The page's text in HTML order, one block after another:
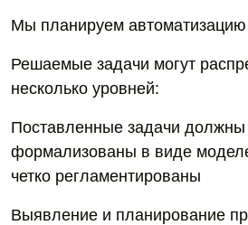
Мы планируем
Решаемые задачи могут
несколько уровней:
Поставленные задачи должны
формализованы в виде
четко регламентированы
Выявление и планирование